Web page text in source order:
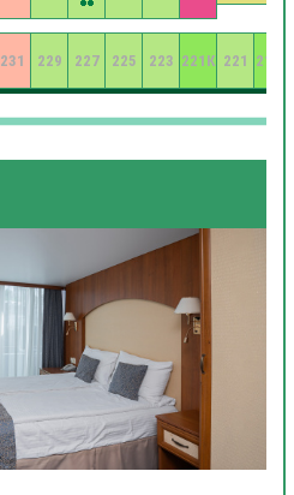
219К
221
221К
223
225
227
229
231